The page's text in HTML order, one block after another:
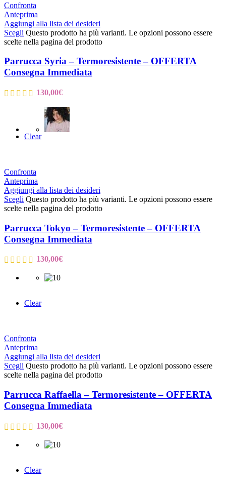
Confronta
Anteprima
Aggiungi alla lista dei desideri
Scegli Questo prodotto ha più varianti. Le opzioni possono essere
scelte nella pagina del prodotto
Parrucca Syria – Termoresistente – OFFERTA
Consegna Immediata
130,00€
Clear
Confronta
Anteprima
Aggiungi alla lista dei desideri
Scegli Questo prodotto ha più varianti. Le opzioni possono essere
scelte nella pagina del prodotto
Parrucca Tokyo – Termoresistente – OFFERTA
Consegna Immediata
130,00€
Clear
Confronta
Anteprima
Aggiungi alla lista dei desideri
Scegli Questo prodotto ha più varianti. Le opzioni possono essere
scelte nella pagina del prodotto
Parrucca Raffaella – Termoresistente – OFFERTA
Consegna Immediata
130,00€
Clear